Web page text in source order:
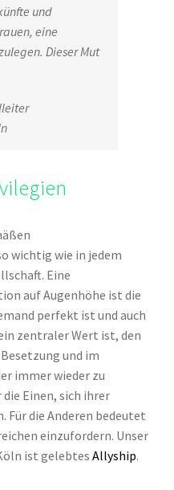
und
eine
Dieser Mut
wichtig wie in jedem
Eine
auf Augenhöhe ist die
perfekt ist und auch
zentraler Wert ist, den
und im
immer wieder zu
Einen, sich ihrer
Für die Anderen bedeutet
einzufordern. Unser
ist gelebtes Allyship.